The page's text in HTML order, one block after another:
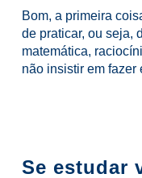
Bom, a primeira
de praticar, ou seja,
matemática,
não insistir em fazer
Se estudar